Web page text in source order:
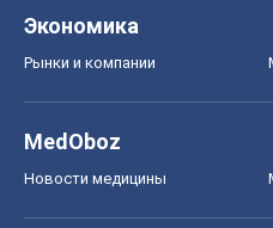
Экономика
Рынки и компании
MedOboz
Новости медицины